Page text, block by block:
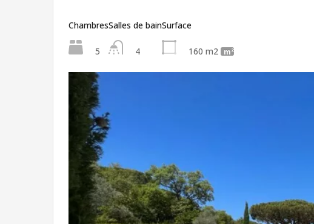
Chambres
5
Salles de bain
4
Surface
160 m2 m²